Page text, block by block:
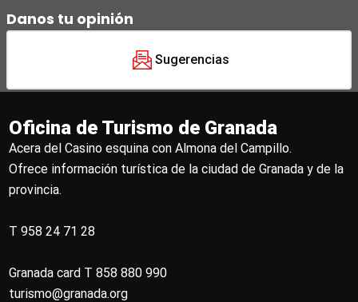
Danos tu opinión
Sugerencias
Oficina de Turismo de Granada
Acera del Casino esquina con Almona del Campillo.
Ofrece información turística de la ciudad de Granada y de la
provincia.
T 958 24 71 28
Granada card T 858 880 990
turismo@granada.org